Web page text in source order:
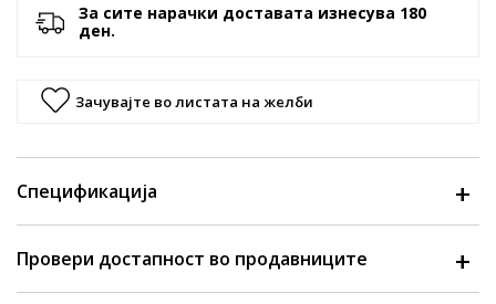
За сите нарачки доставата изнесува 180
ден.
Зачувајте во листата на желби
Спецификација
Провери достапност во продавниците